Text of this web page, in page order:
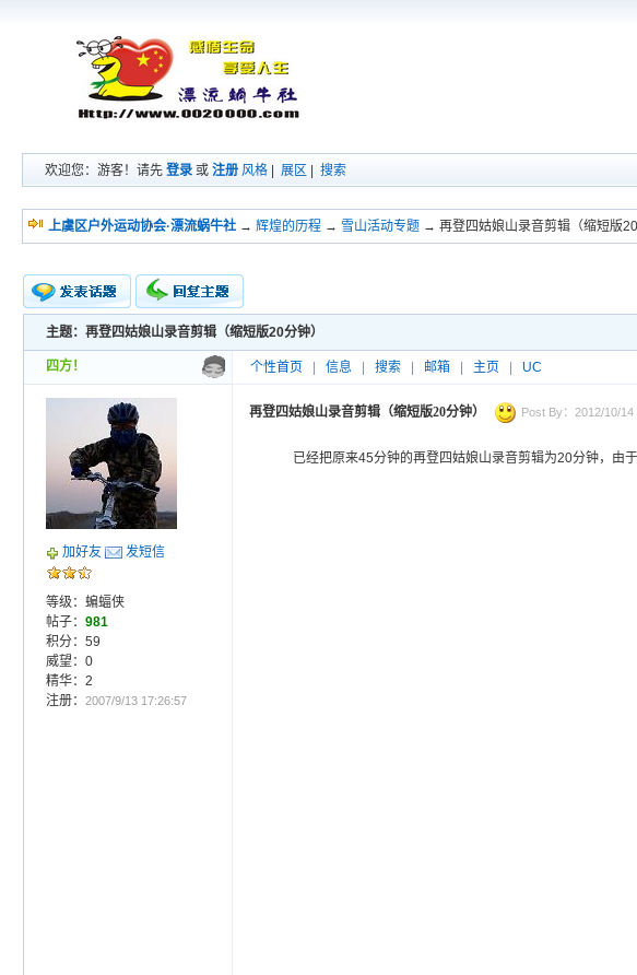
欢迎您：游客！请先登录 或注册 风格 |展区 |搜索
上虞区户外运动协会·漂流蜗牛社 →辉煌的历程 → 雪山活动专题 → 再登四姑娘山录音剪辑（缩短版20
新的主题
投票帖
小字报
主题：再登四姑娘山录音剪辑（缩短版20分钟）
四方！ 个性首页 信息 搜索 邮箱 主页 UC
加好友 发短信
等级：蝙蝠侠
帖子： 981
积分：59
威望：0
精华：2
注册：
2007/9/13 17:26:57
再登四姑娘山录音剪辑（缩短版20分钟） Post By：2012/10/14
已经把原来45分钟的再登四姑娘山录音剪辑为20分钟，由